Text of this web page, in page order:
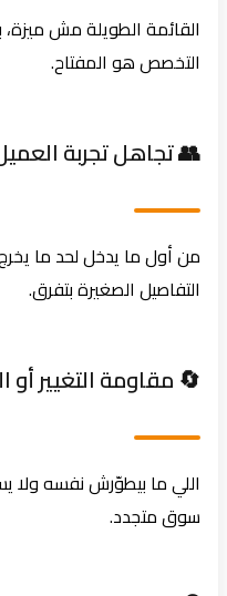
القائمة الطويلة مش ميزة،
التخصص هو المفتاح.
👥 تجاهل تجربة العميل
من أول ما يدخل لحد ما يخرج،
التفاصيل الصغيرة بتفرق.
🔄 مقاومة التغيير أو
اللي ما بيطوّرش نفسه ولا
سوق متجدد.